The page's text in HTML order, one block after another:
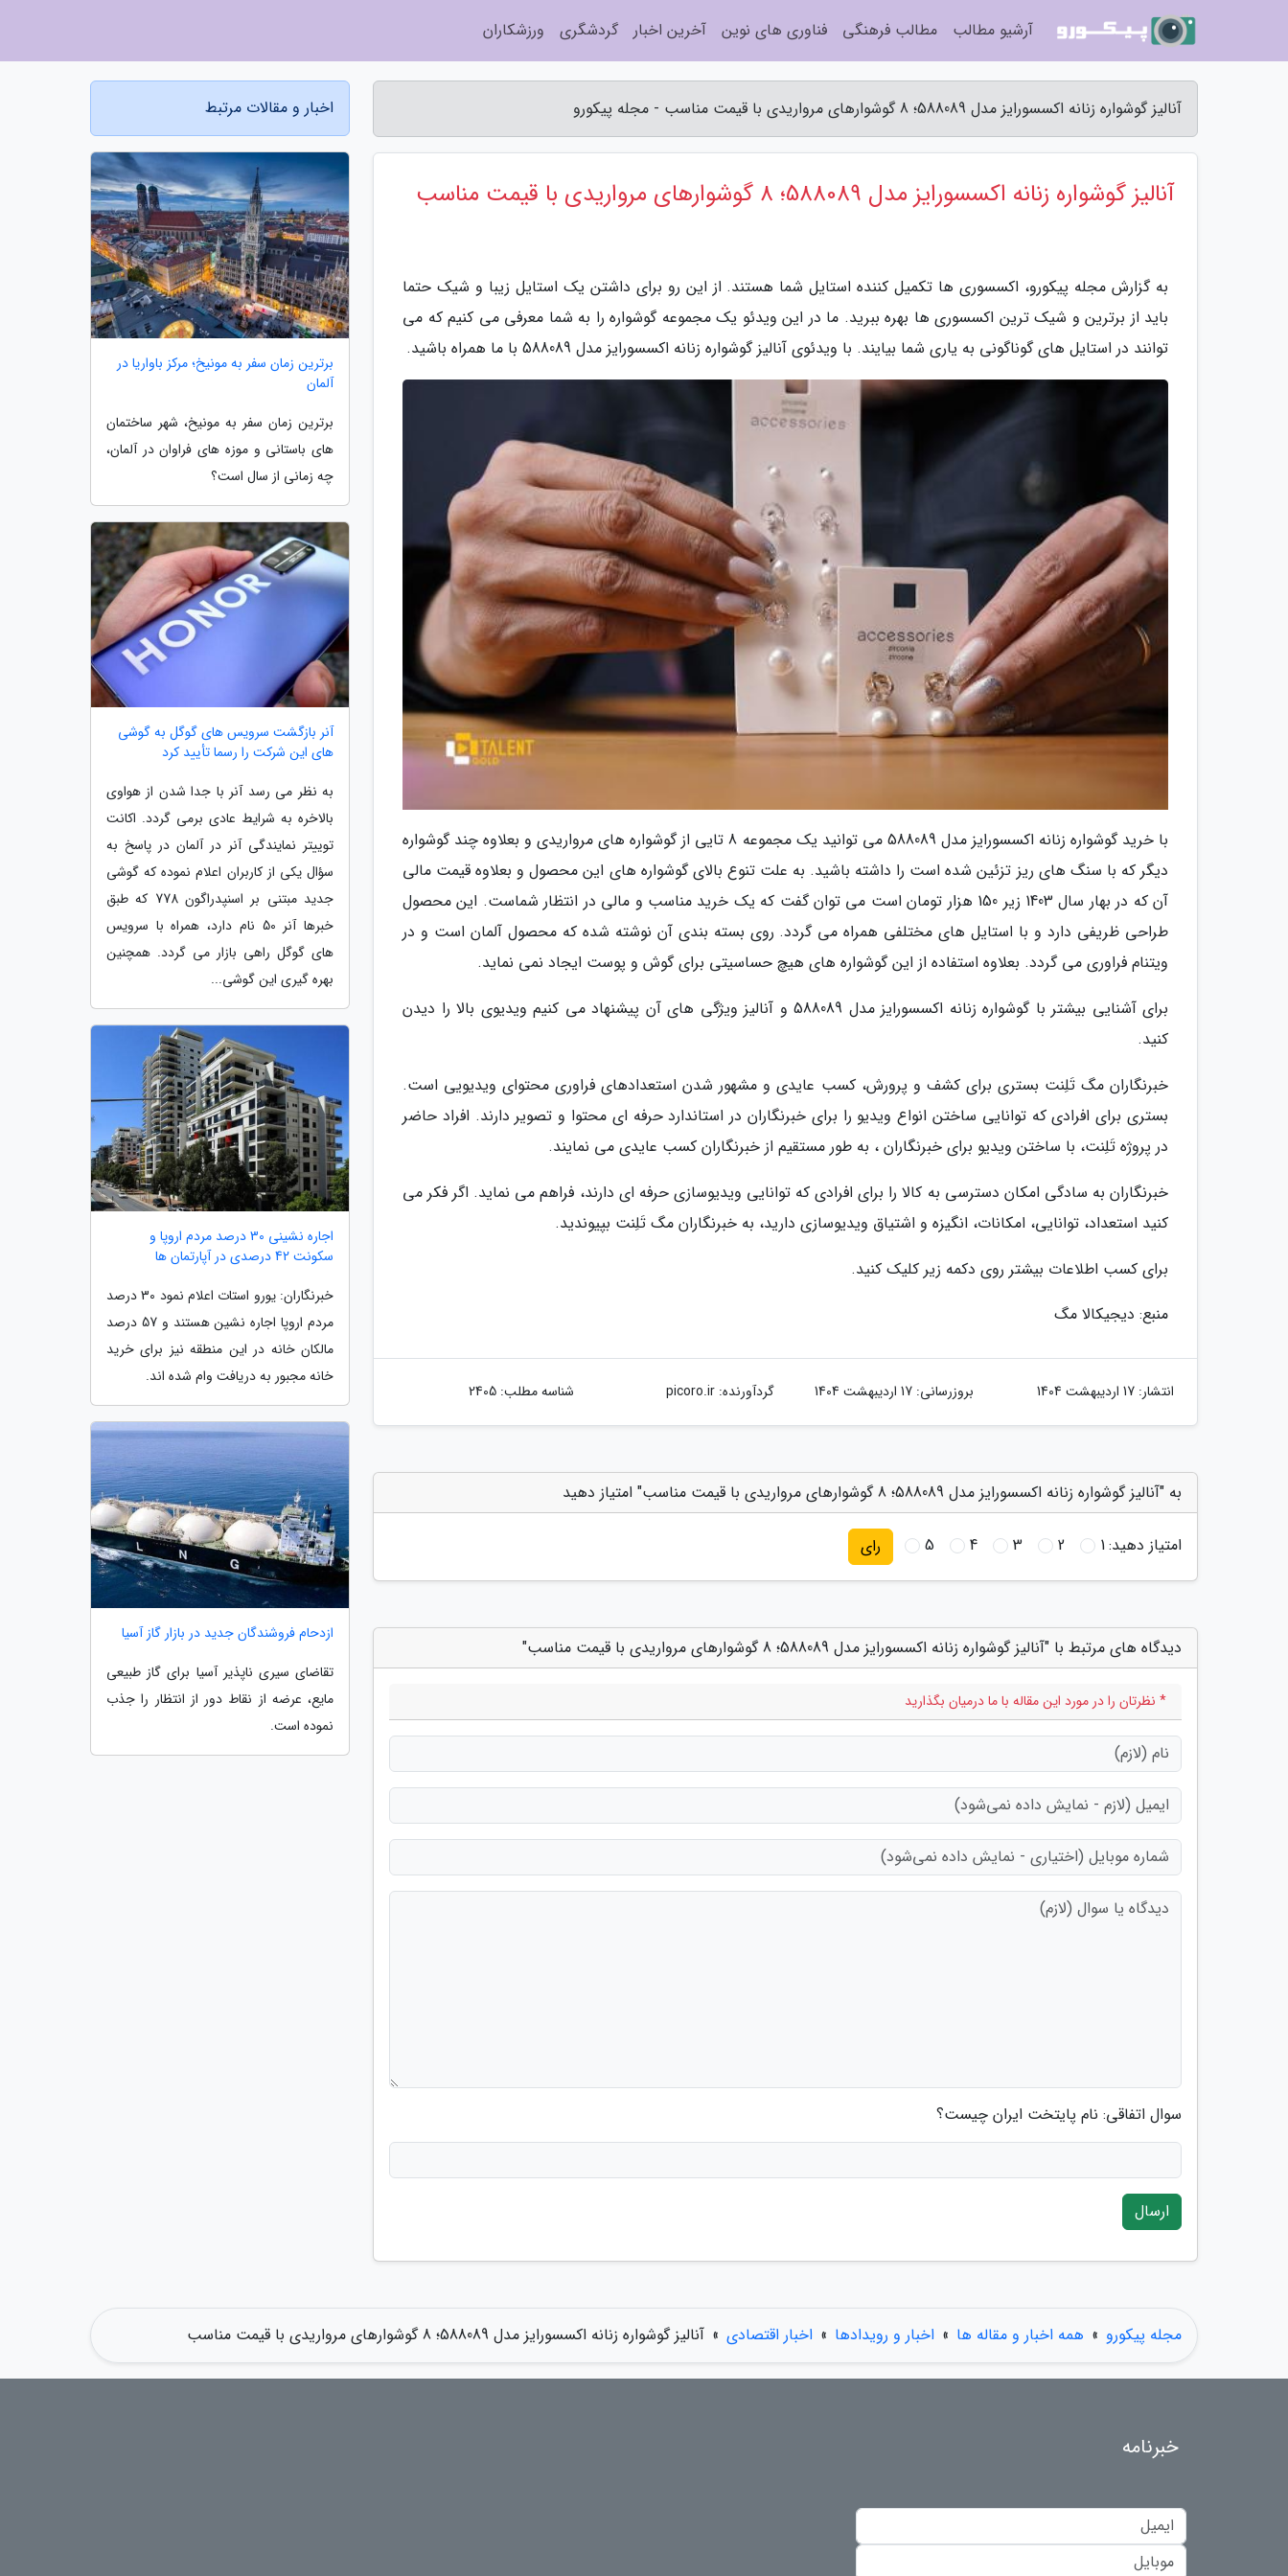
آنالیز گوشواره زنانه اکسسورایز مدل 588089؛ 8 گوشوارهای مرواریدی با قیمت مناسب - مجله پیکورو
آنالیز گوشواره زنانه اکسسورایز مدل 588089؛ 8 گوشوارهای مرواریدی با قیمت مناسب
به گزارش مجله پیکورو، اکسسوری ها تکمیل کننده استایل شما هستند. از این رو برای داشتن یک استایل زیبا و شیک حتما
باید از برترین و شیک ترین اکسسوری ها بهره ببرید. ما در این ویدئو یک مجموعه گوشواره را به شما معرفی می کنیم که می
توانند در استایل های گوناگونی به یاری شما بیایند. با ویدئوی آنالیز گوشواره زنانه اکسسورایز مدل 588089 با ما همراه باشید.
با خرید گوشواره زنانه اکسسورایز مدل 588089 می توانید یک مجموعه 8 تایی از گوشواره های مرواریدی و بعلاوه چند گوشواره
دیگر که با سنگ های ریز تزئین شده است را داشته باشید. به علت تنوع بالای گوشواره های این محصول و بعلاوه قیمت مالی
آن که در بهار سال 1403 زیر 150 هزار تومان است می توان گفت که یک خرید مناسب و مالی در انتظار شماست. این محصول
طراحی ظریفی دارد و با استایل های مختلفی همراه می گردد. روی بسته بندی آن نوشته شده که محصول آلمان است و در
ویتنام فراوری می گردد. بعلاوه استفاده از این گوشواره های هیچ حساسیتی برای گوش و پوست ایجاد نمی نماید.
برای آشنایی بیشتر با گوشواره زنانه اکسسورایز مدل 588089 و آنالیز ویژگی های آن پیشنهاد می کنیم ویدیوی بالا را دیدن
کنید.
خبرنگاران مگ تَلِنت بستری برای کشف و پرورش، کسب عایدی و مشهور شدن استعدادهای فراوری محتوای ویدیویی است.
بستری برای افرادی که توانایی ساختن انواع ویدیو را برای خبرنگاران در استاندارد حرفه ای محتوا و تصویر دارند. افراد حاضر
در پروژه تَلِنت، با ساختن ویدیو برای خبرنگاران ، به طور مستقیم از خبرنگاران کسب عایدی می نمایند.
خبرنگاران به سادگی امکان دسترسی به کالا را برای افرادی که توانایی ویدیوسازی حرفه ای دارند، فراهم می نماید. اگر فکر می
کنید استعداد، توانایی، امکانات، انگیزه و اشتیاق ویدیوسازی دارید، به خبرنگاران مگ تَلِنت بپیوندید.
برای کسب اطلاعات بیشتر روی دکمه زیر کلیک کنید.
منبع: دیجیکالا مگ
انتشار: 17 اردیبهشت 1404 بروزرسانی: 17 اردیبهشت 1404 گردآورنده:picoro.ir شناسه مطلب: 2405
به "آنالیز گوشواره زنانه اکسسورایز مدل 588089؛ 8 گوشوارهای مرواریدی با قیمت مناسب" امتیاز دهید
امتیاز دهید:1
2
3
4
5 رای
دیدگاه های مرتبط با "آنالیز گوشواره زنانه اکسسورایز مدل 588089؛ 8 گوشوارهای مرواریدی با قیمت مناسب"
* نظرتان را در مورد این مقاله با ما درمیان بگذارید
سوال اتفاقی: نام پایتخت ایران چیست؟
ارسال
اخبار و مقالات مرتبط
برترین زمان سفر به مونیخ؛ مرکز باواریا در
آلمان
برترین زمان سفر به مونیخ، شهر ساختمان
های باستانی و موزه های فراوان در آلمان،
چه زمانی از سال است؟
آنر بازگشت سرویس های گوگل به گوشی
های این شرکت را رسما تأیید کرد
به نظر می رسد آنر با جدا شدن از هواوی
بالاخره به شرایط عادی برمی گردد. اکانت
توییتر نمایندگی آنر در آلمان در پاسخ به
سؤال یکی از کاربران اعلام نموده که گوشی
جدید مبتنی بر اسنپدراگون 778 که طبق
خبرها آنر 50 نام دارد، همراه با سرویس
های گوگل راهی بازار می گردد. همچنین
بهره گیری این گوشی...
اجاره نشینی 30 درصد مردم اروپا و
سکونت 42 درصدی در آپارتمان ها
خبرنگاران: یورو استات اعلام نمود 30 درصد
مردم اروپا اجاره نشین هستند و 57 درصد
مالکان خانه در این منطقه نیز برای خرید
خانه مجبور به دریافت وام شده اند.
ازدحام فروشندگان جدید در بازار گاز آسیا
تقاضای سیری ناپذیر آسیا برای گاز طبیعی
مایع، عرضه از نقاط دور از انتظار را جذب
نموده است.
مجله پیکورو » همه اخبار و مقاله ها » اخبار و رویدادها » اخبار اقتصادی » آنالیز گوشواره زنانه اکسسورایز مدل 588089؛ 8 گوشوارهای مرواریدی با قیمت مناسب
آرشیو مطالب مطالب فرهنگی فناوری های نوین آخرین اخبار گردشگری ورزشکاران
خبرنامه